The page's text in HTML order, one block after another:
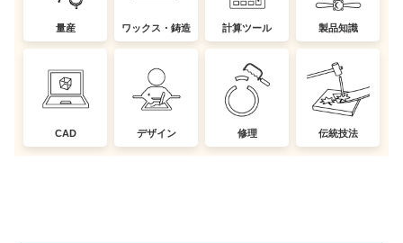
量産 ワックス・鋳造 計算ツール 製品知識
CAD デザイン 修理 伝統技法